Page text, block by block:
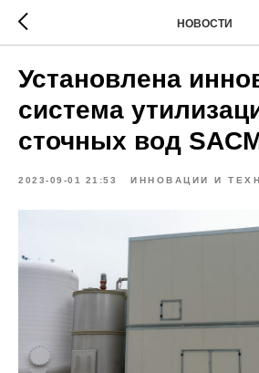
НОВОСТИ
Установлена
система
сточных вод
2023-09-01 21:53 ИННОВАЦИИ И